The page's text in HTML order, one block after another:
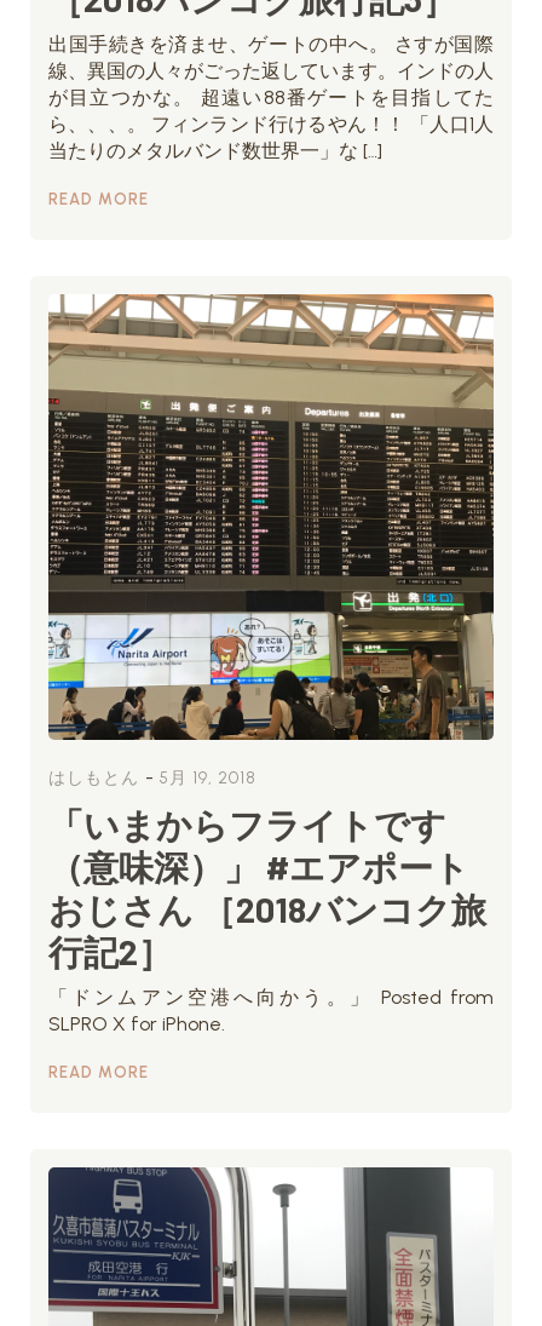
出国手続きを済ませ、ゲートの中へ。 さすが国際
線、異国の人々がごった返しています。インドの人
が目立つかな。 超遠い88番ゲートを目指してた
ら、、、。 フィンランド行けるやん！！ 「人口1人
当たりのメタルバンド数世界一」な […]
READ MORE
はしもとん - 5月 19, 2018
「いまからフライトです
（意味深）」 #エアポート
おじさん ［2018バンコク旅
行記2］
「ドンムアン空港へ向かう。」 Posted from
SLPRO X for iPhone.
READ MORE